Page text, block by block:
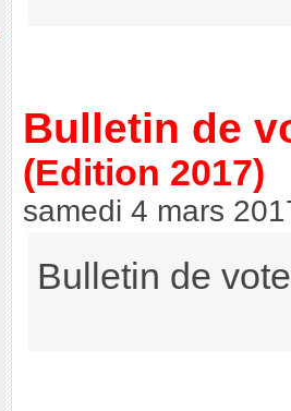
Bulletin de
(Edition 2017)
samedi 4 mars
Bulletin de